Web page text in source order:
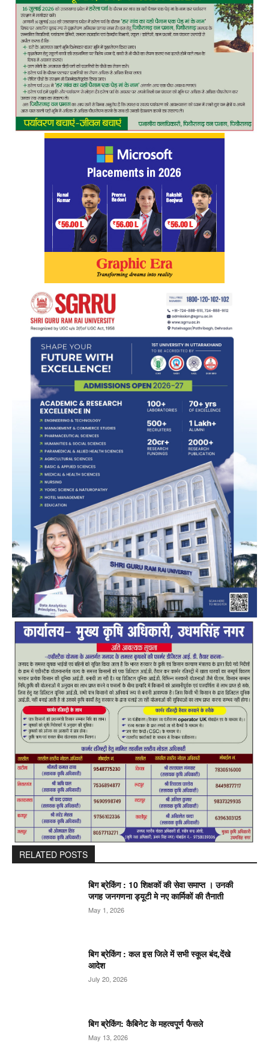
RELATED POSTS
बिग ब्रेकिंग : 10 शिक्षकों की सेवा समाप्त । उनकी
जगह जनगणना ड्यूटी मे नए कार्मिकों की तैनाती
May 1, 2026
बिग ब्रेकिंग : कल इस जिले में सभी स्कूल बंद,देंखे
आदेश
July 20, 2026
बिग ब्रेकिंग: कैबिनेट के महत्वपूर्ण फैसले
May 13, 2026